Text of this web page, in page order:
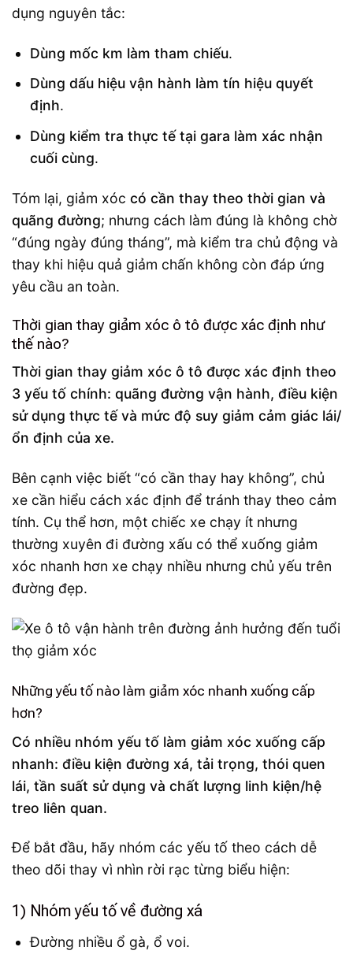
dụng nguyên tắc:
Dùng mốc km làm tham chiếu.
Dùng dấu hiệu vận hành làm tín hiệu quyết
định.
Dùng kiểm tra thực tế tại gara làm xác nhận
cuối cùng.
Tóm lại, giảm xóc có cần thay theo thời gian và
quãng đường; nhưng cách làm đúng là không chờ
“đúng ngày đúng tháng”, mà kiểm tra chủ động và
thay khi hiệu quả giảm chấn không còn đáp ứng
yêu cầu an toàn.
Thời gian thay giảm xóc ô tô được xác định như
thế nào?
Thời gian thay giảm xóc ô tô được xác định theo
3 yếu tố chính: quãng đường vận hành, điều kiện
sử dụng thực tế và mức độ suy giảm cảm giác lái/
ổn định của xe.
Bên cạnh việc biết “có cần thay hay không”, chủ
xe cần hiểu cách xác định để tránh thay theo cảm
tính. Cụ thể hơn, một chiếc xe chạy ít nhưng
thường xuyên đi đường xấu có thể xuống giảm
xóc nhanh hơn xe chạy nhiều nhưng chủ yếu trên
đường đẹp.
Những yếu tố nào làm giảm xóc nhanh xuống cấp
hơn?
Có nhiều nhóm yếu tố làm giảm xóc xuống cấp
nhanh: điều kiện đường xá, tải trọng, thói quen
lái, tần suất sử dụng và chất lượng linh kiện/hệ
treo liên quan.
Để bắt đầu, hãy nhóm các yếu tố theo cách dễ
theo dõi thay vì nhìn rời rạc từng biểu hiện:
1) Nhóm yếu tố về đường xá
Đường nhiều ổ gà, ổ voi.